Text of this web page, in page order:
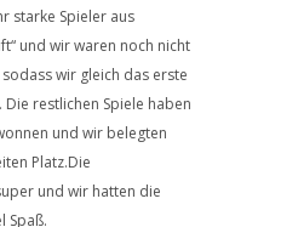
starke Spieler aus
und wir waren noch nicht
wir gleich das erste
restlichen Spiele haben
und wir belegten
Platz.Die
und wir hatten die
Spaß.